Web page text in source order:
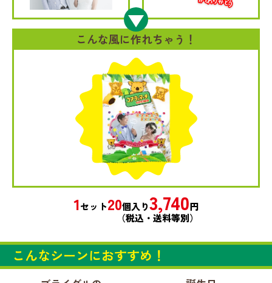
こんな風に作れちゃう！
1セット20個入り3,740円
（税込・送料等別）
こんなシーンにおすすめ！